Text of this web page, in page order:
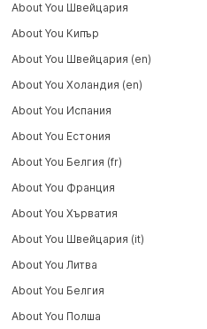
About You Швейцария
About You Кипър
About You Швейцария (en)
About You Холандия (en)
About You Испания
About You Естония
About You Белгия (fr)
About You Франция
About You Хърватия
About You Швейцария (it)
About You Литва
About You Белгия
About You Полша